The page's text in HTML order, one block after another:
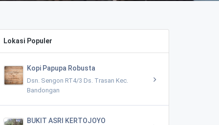
Lokasi Populer
Kopi Papupa Robusta
Dsn. Sengon RT4/3 Ds. Trasan Kec.
Bandongan
BUKIT ASRI KERTOJOYO